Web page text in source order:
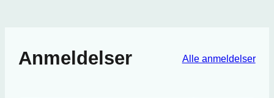
Anmeldelser Alle anmeldelser